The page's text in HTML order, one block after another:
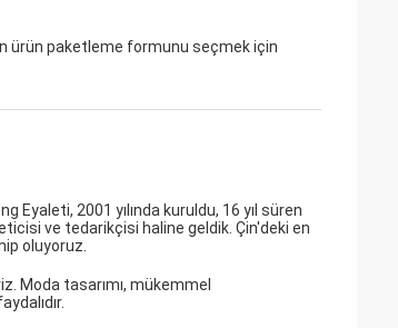
ürün paketleme formunu seçmek için
Eyaleti, 2001 yılında kuruldu, 16 yıl süren
ve tedarikçisi haline geldik. Çin'deki en
oluyoruz.
Moda tasarımı, mükemmel